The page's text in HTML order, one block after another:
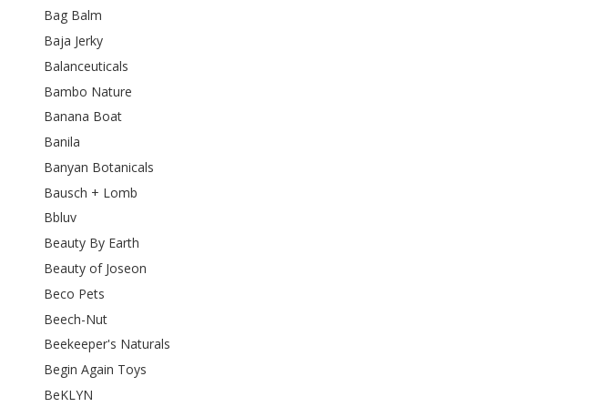
Bag Balm
Baja Jerky
Balanceuticals
Bambo Nature
Banana Boat
Banila
Banyan Botanicals
Bausch + Lomb
Bbluv
Beauty By Earth
Beauty of Joseon
Beco Pets
Beech-Nut
Beekeeper's Naturals
Begin Again Toys
BeKLYN